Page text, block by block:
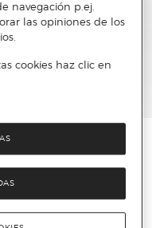
peso medio
navegación p.ej.
las opiniones de los
cookies haz clic en